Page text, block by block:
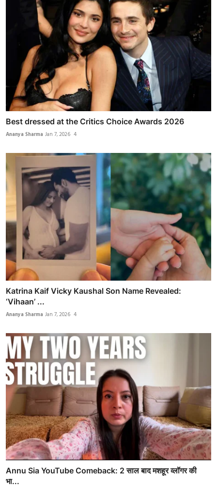
Best dressed at the Critics Choice Awards 2026
Ananya Sharma Jan 7, 2026 4
Katrina Kaif Vicky Kaushal Son Name Revealed:
‘Vihaan’ ...
Ananya Sharma Jan 7, 2026 4
Annu Sia YouTube Comeback: 2 साल बाद मशहूर व्लॉगर की
भा...